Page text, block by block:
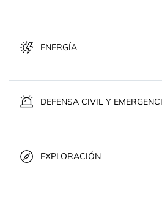
ENERGÍA
DEFENSA CIVIL Y
EXPLORACIÓN